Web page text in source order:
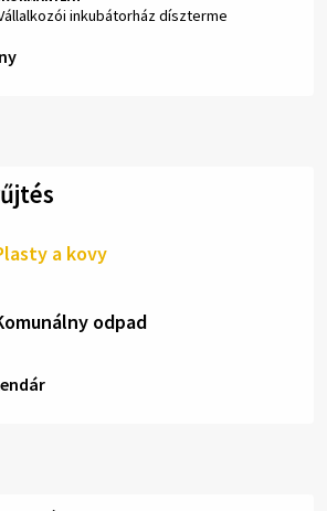
inkubátorház díszterme
a kovy
odpad